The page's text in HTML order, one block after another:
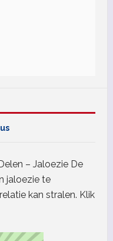
– Jaloezie De
jaloezie te
kan stralen. Klik